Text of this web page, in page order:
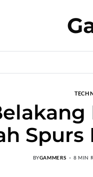
TECH
Spurs
BYGAMMERS 8 MIN